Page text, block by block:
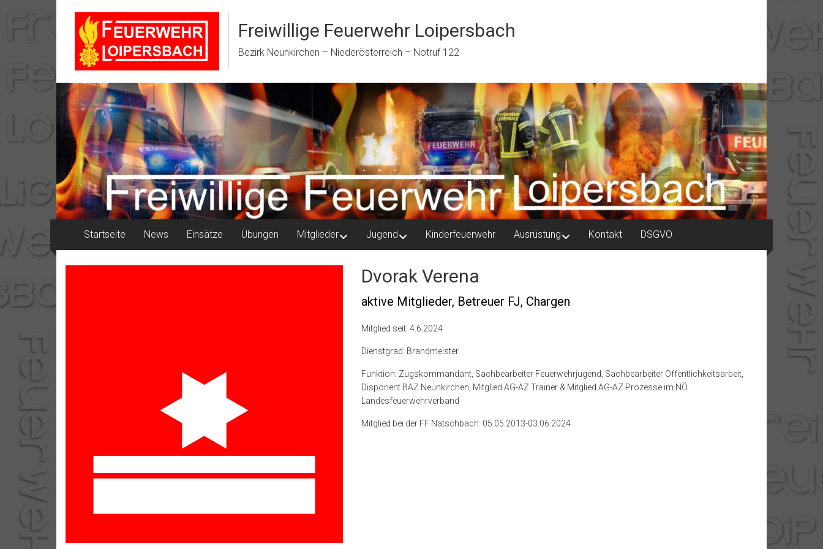
springen
Freiwillige Feuerwehr Loipersbach
Bezirk Neunkirchen – Niederösterreich – Notruf 122
Startseite News Einsätze Übungen Mitglieder Jugend Kinderfeuerwehr Ausrüstung Kontakt DSGVO
Dvorak Verena
aktive Mitglieder, Betreuer FJ, Chargen
Mitglied seit: 4.6.2024
Dienstgrad: Brandmeister
Funktion: Zugskommandant, Sachbearbeiter Feuerwehrjugend, Sachbearbeiter Öffentlichkeitsarbeit,
Disponent BAZ Neunkirchen, Mitglied AG-AZ Trainer & Mitglied AG-AZ Prozesse im NÖ
Landesfeuerwehrverband
Mitglied bei der FF Natschbach: 05.05.2013-03.06.2024